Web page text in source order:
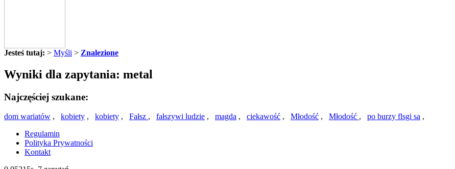
Jesteś tutaj: > Myśli > Znalezione
Wyniki dla zapytania: metal
Najczęściej szukane:
dom wariatów , kobiety , kobiety , Fałsz , fałszywi ludzie , magda , ciekawość , Młodość , Młodość , po burzy flsgi sa ,
Regulamin
Polityka Prywatności
Kontakt